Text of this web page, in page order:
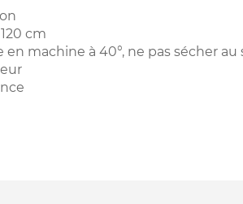
cm
en machine à 40°, ne pas sécher au